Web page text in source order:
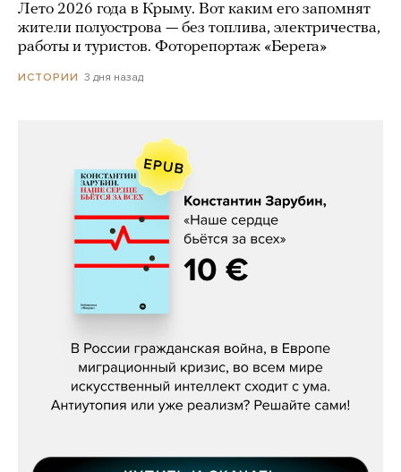
Лето 2026 года в Крыму. Вот каким его запомнят
жители полуострова — без топлива, электричества,
работы и туристов. Фоторепортаж «Берега»
ИСТОРИИ 3 дня назад
Константин Зарубин, «Наше сердце